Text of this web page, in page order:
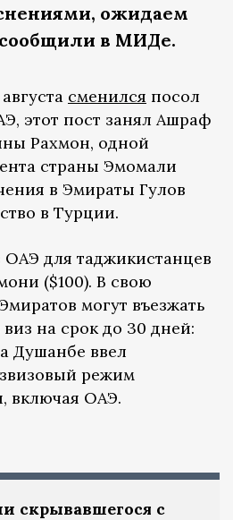
ожидаем
сообщили в МИДе.
сменился посол
этот пост занял Ашраф
Рахмон, одной
страны Эмомали
в Эмираты Гулов
в Турции.
ОАЭ для таджикистанцев
($100). В свою
могут въезжать
на срок до 30 дней:
Душанбе ввел
режим
включая ОАЭ.
скрывавшегося с